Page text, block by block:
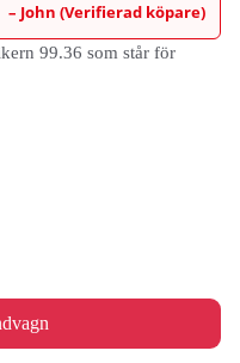
– John (Verifierad köpare)
99.36 som står för